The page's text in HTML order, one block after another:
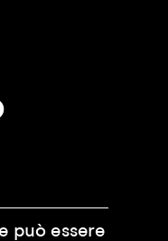
può essere